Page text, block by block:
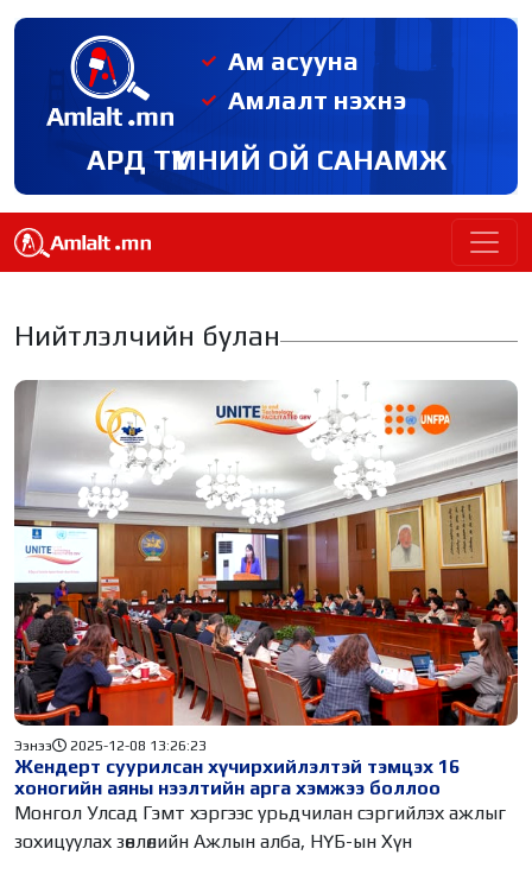
Ам асууна
Амлалт нэхнэ
АРД ТҮМНИЙ ОЙ САНАМЖ
Нийтлэлчийн булан
Жендерт суурилсан хүчирхийлэлтэй тэмцэх 16
хоногийн аяны нээлтийн арга хэмжээ боллоо
Ээнээ 2025-12-08 13:26:23
Монгол Улсад Гэмт хэргээс урьдчилан сэргийлэх ажлыг
зохицуулах зөвлөлийн Ажлын алба, НҮБ-ын Хүн